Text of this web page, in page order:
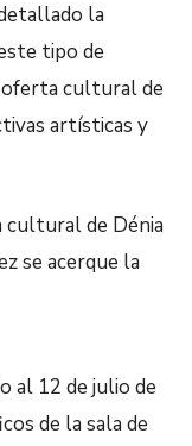
la
tipo de
cultural de
artísticas y
cultural de Dénia
se acerque la
al 12 de julio de
de la sala de